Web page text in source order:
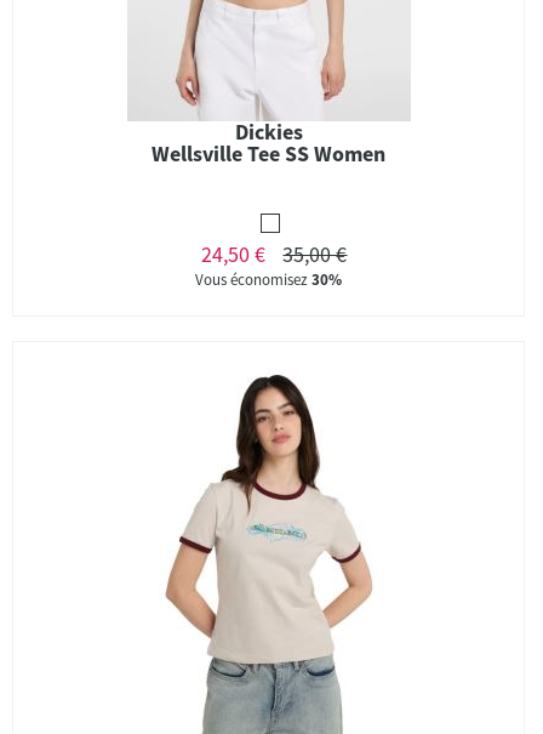
Dickies
Wellsville Tee SS Women
24,50 € 35,00 €
Vous économisez30%